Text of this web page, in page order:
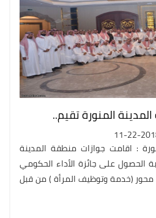
المنورة تقيم..
11-22-
: اقامت جوازات منطقة المدينة
الحصول على جائزة الأداء الحكومي
محور (خدمة وتوظيف المرأة ) من قبل